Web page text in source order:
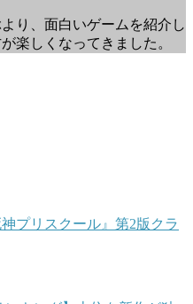
り、面白いゲームを紹介し
楽しくなってきました。
プリスクール』第2版クラ